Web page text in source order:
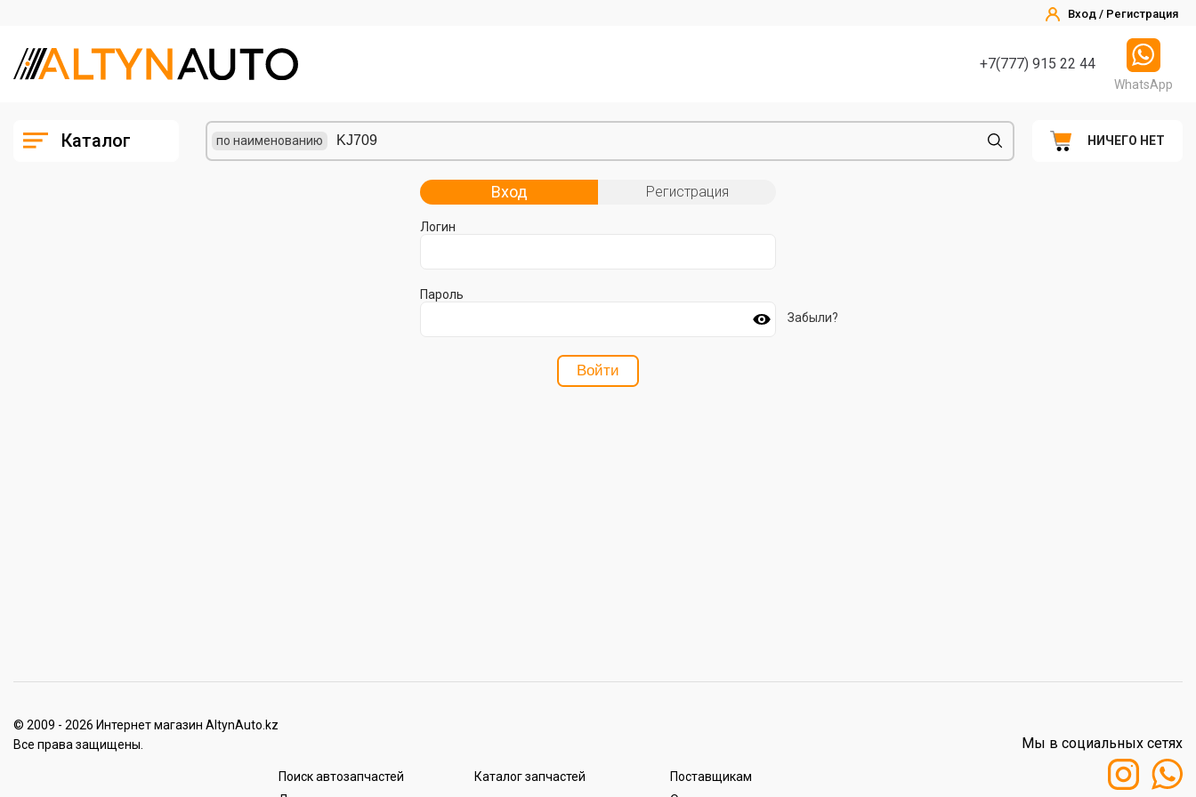
Вход / Регистрация
+7(777) 915 22 44
WhatsApp
Каталог по наименованию НИЧЕГО НЕТ
Вход Регистрация
Логин
Пароль
Забыли?
Войти
© 2009 - 2026 Интернет магазин AltynAuto.kz
Все права защищены.
Поиск автозапчастей
Каталог запчастей
Поставщикам
Мы в социальных сетях